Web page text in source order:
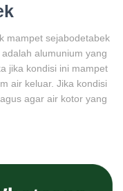
mampet sejabodetabek
alumunium yang
jika kondisi ini mampet
air keluar. Jika kondisi
agar air kotor yang